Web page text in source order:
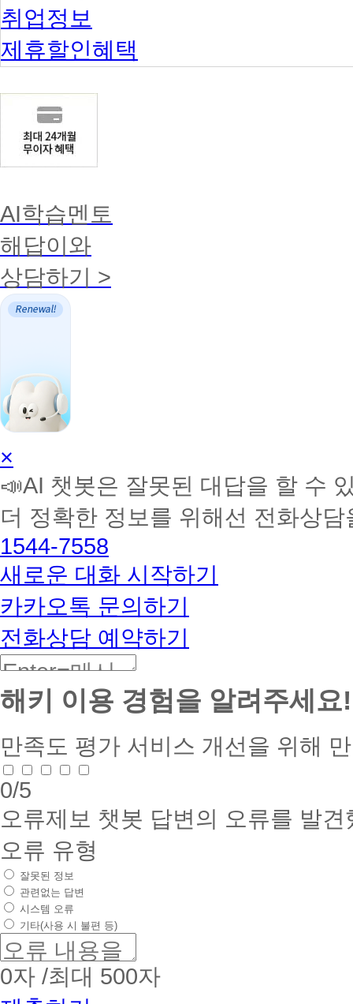
취업정보
제휴할인혜택
AI학습멘토
해답이와
상담하기 >
AI
학
습
토
커
BETA
×
📣AI 챗봇은 잘못된 대답을 할 수
더 정확한 정보를 위해선 전화상
1544-7558
새로운 대화 시작하기
카카오톡 문의하기
전화상담 예약하기
해키 이용 경험을 알려주세요!
만족도 평가 서비스 개선을 위해
0/5
오류제보 챗봇 답변의 오류를 발
오류 유형
잘못된 정보
관련없는 답변
시스템 오류
기타(사용 시 불편 등)
0자 /최대 500자